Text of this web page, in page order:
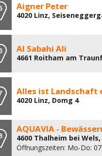
Aigner Peter
4020 Linz,
Al Sabahi Ali
4661 Roitham am
Alles ist Landschaft
4020 Linz, Domg 4
AQUAVIA -
4600 Thalheim bei
Öffnungszeiten: Mo-Do: